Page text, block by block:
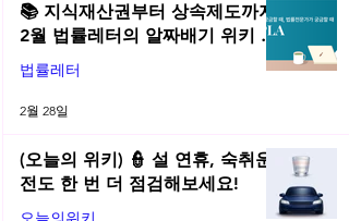
📚 지식재산권부터 상속제도까지,
2월 법률레터의 알짜배기 위키 모
음! | 2026년 2월 네플라 법률레터
법률레터
2월 28일
(오늘의 위키) 👮 설 연휴, 숙취운
전도 한 번 더 점검해보세요!